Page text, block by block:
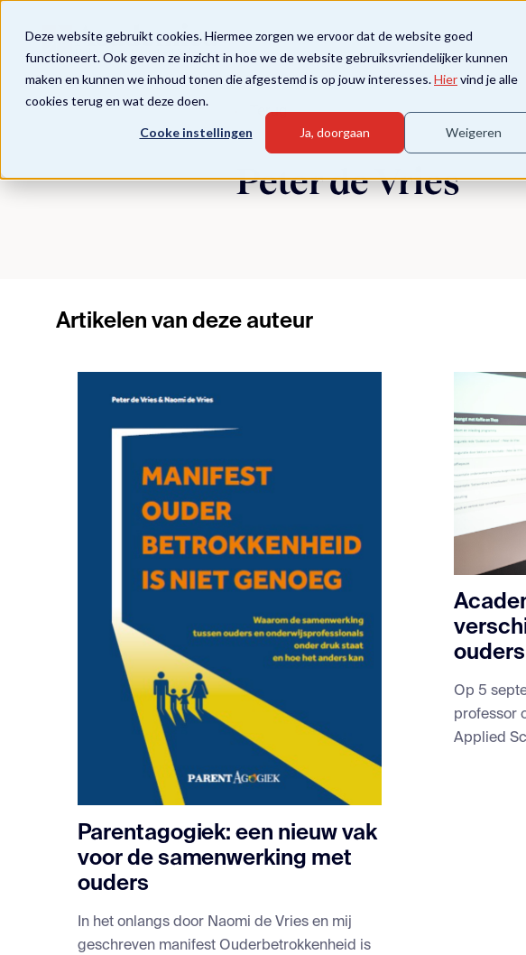
Deze website gebruikt cookies. Hiermee zorgen we ervoor dat de website goed
functioneert. Ook geven ze inzicht in hoe we de website gebruiksvriendelijker kunnen
maken en kunnen we inhoud tonen die afgestemd is op jouw interesses.Hiervind je alle
cookies terug en wat deze doen.
Cooke instellingen Ja, doorgaan Weigeren
Terug
Peter de Vries
Artikelen van deze auteur
Parentagogiek: een nieuw vak
voor de samenwerking met
ouders
In het onlangs door Naomi de Vries en mij
geschreven manifest Ouderbetrokkenheid is
ouders
Op 5
professor
Applied